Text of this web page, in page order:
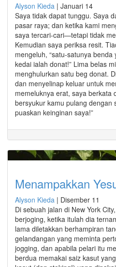
Alyson Kieda | Januari 14
Saya tidak dapat tunggu. Saya
pasar raya; dan ketika kami
saya tercari-cari—tetapi tidak
Kemudian saya periksa resit.
mengeluh, “satu-satunya
kedai ialah donat!” Lima belas
menghulurkan satu beg donat.
dan menyelinap keluar untuk
memeluknya erat, saya berkata
bersyukur kamu pulang dengan
puaskan keinginan saya!”
Menampakkan
Alyson Kieda | Disember 11
Di sebuah jalan di New York
berjoging, ketika itulah dia
lama diletakkan berhampiran
gelandangan yang meminta
jogging, dan apabila pelari itu
berdua memakai saiz kasut